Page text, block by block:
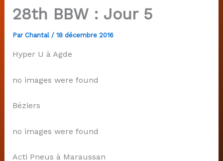
28th BBW : Jour 5
Par Chantal / 18 décembre 2016
Hyper U à Agde
no images were found
Béziers
no images were found
Acti Pneus à Maraussan